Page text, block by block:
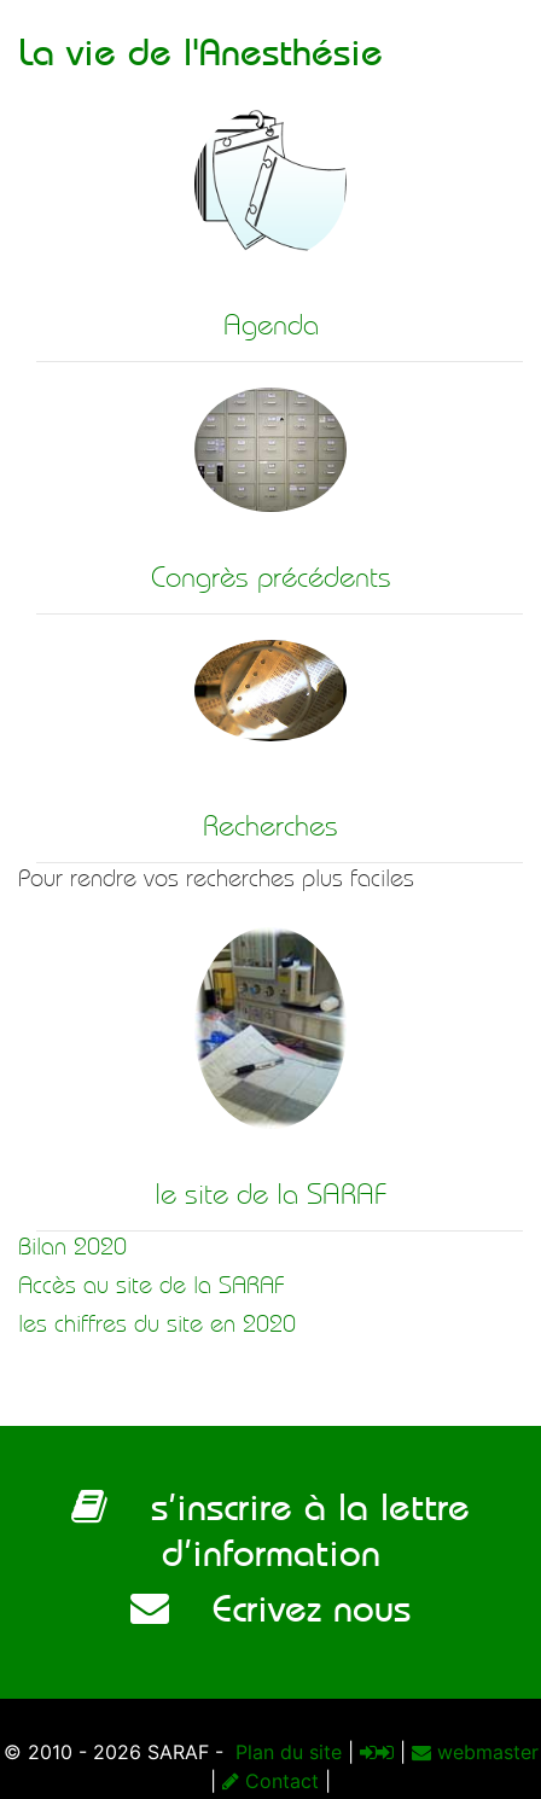
La vie de l'Anesthésie
Agenda
Congrès précédents
Recherches
Pour rendre vos recherches plus faciles
le site de la SARAF
Bilan 2020
Accès au site de la SARAF
les chiffres du site en 2020
s’inscrire à la lettre
d’information
Ecrivez nous
© 2010 - 2026 SARAF - Plan du site|
webmaster
Contact